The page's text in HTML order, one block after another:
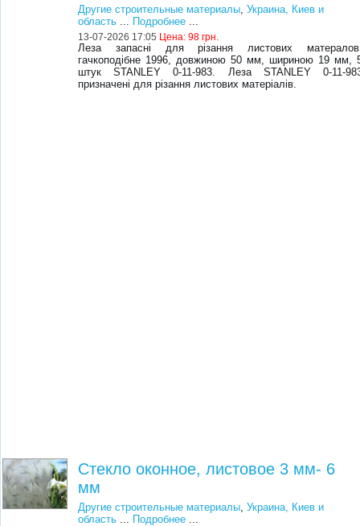
Другие строительные материалы,Украина, Киев и
область ... Подробнее ...
13-07-2026 17:05 Цена:98 грн.
Леза запасні для різання листових
гачкоподібне 1996, довжиною 50 мм, шириною 19 мм,
штук STANLEY 0-11-983. Леза STANLEY 0-11-
призначені для різання листових матеріалів.
Стекло оконное, листовое 3 мм- 6
мм
Другие строительные материалы,Украина, Киев и
область ... Подробнее ...